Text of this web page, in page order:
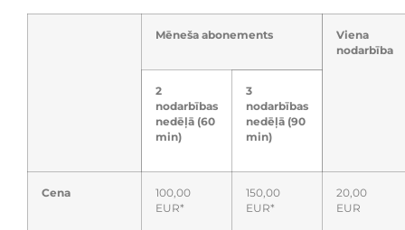
Mēneša abonements
Viena
nodarbība
2
nodarbības
nedēļā (60
min)
3
nodarbības
nedēļā (90
min)
Cena
100,00
EUR*
150,00
EUR*
20,00
EUR